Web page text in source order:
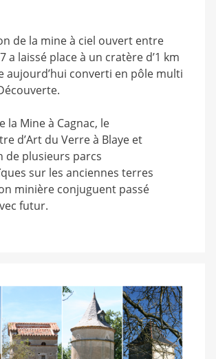
de la mine à ciel ouvert entre
a laissé place à un cratère d’1 km
aujourd’hui converti en pôle multi
la Mine à Cagnac, le
d’Art du Verre à Blaye et
de plusieurs parcs
sur les anciennes terres
minière conjuguent passé
futur.